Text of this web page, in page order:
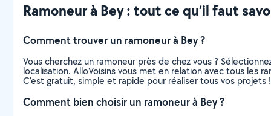
Ramoneur à Bey : tout ce qu’il faut
Comment trouver un ramoneur à Bey ?
Vous cherchez un ramoneur près de chez vous ?
localisation. AlloVoisins vous met en relation avec tous les
C’est gratuit, simple et rapide pour réaliser tous vos projets !
Comment bien choisir un ramoneur à Bey ?